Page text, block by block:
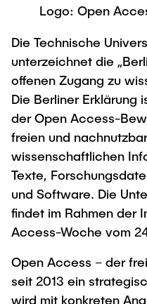
Newsroom
Flyers and brochures
University magazine
Events
Merchandise-Shop
Working at TU
Job opportunities
Faculty recruiting
Information for new
Internal Information
Advice and contact
New@tuhh
Around student life
study organization
AI in Education
After Graduation
Alumni
Career Center
Graduate Academy
Doctoral Degrees
Continuing Education
UNU HUB
Change"
Research Funding
Early Career
Good Scientific
Future Lectures
Team
Research &
Process Engineering
Research and Institutes
Technology and
News
Study programs
Research and Institutes
Management
Study Programs
Mechanical
Exchange students
Intercultural Hub
International Scholars &
Partnerships and
Study Exchange
How to establish
Strategy
Contacts &
Logo: Open
Die Technische
unterzeichnet die
offenen Zugang zu
Die Berliner Erklärung
der Open Access-
freien und
wissenschaftlichen
Texte,
und Software. Die
findet im Rahmen der
Access-Woche vom
Open Access – der
seit 2013 ein
wird mit konkreten